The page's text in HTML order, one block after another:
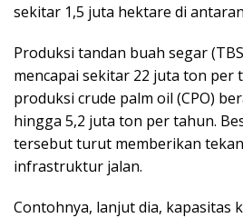
sekitar 1,5 juta hektare di
Produksi tandan buah segar
mencapai sekitar 22 juta ton per
produksi crude palm oil (CPO)
hingga 5,2 juta ton per tahun.
tersebut turut memberikan
infrastruktur jalan.
Contohnya, lanjut dia, kapasitas